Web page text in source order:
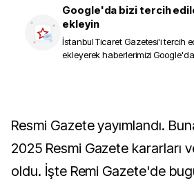
Google'da bizi tercih
ekleyin
İstanbul Ticaret Gazetesi'i tercih
ekleyerek haberlerimizi
Resmi Gazete yayımlandı. Buna göre 15 Nisan
2025 Resmi Gazete kararları
oldu. İşte Remi Gazete'de